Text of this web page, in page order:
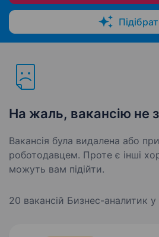
На жаль, вакансію не
Вакансія була видалена або
роботодавцем. Проте є інші
можуть вам підійти.
20 вакансій Бизнес-аналитик у